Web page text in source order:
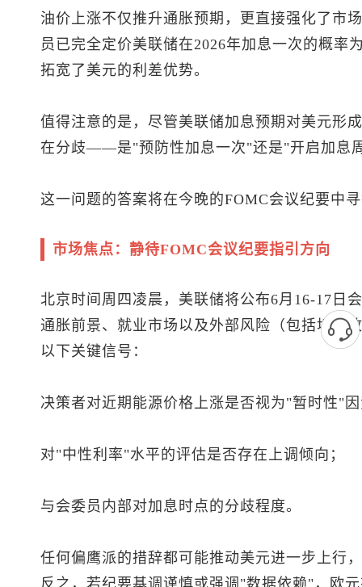
油价上涨不仅推升通胀预期，更直接强化了市
员已完全定价美联储在2026年加息一次的概率
拓宽了美元的利差优势。
值得注意的是，尽管美联储加息预期对美元形
在分歧——是"预防性加息一次"还是"开启加息
这一问题的答案将在今晚的FOMC会议纪要中
市场焦点：静待FOMC会议纪要指引方向
北京时间周四凌晨，美联储将公布6月16-17日
通胀前景、就业市场以及外部风险（包括地缘
以下关键信号：
决策者对近期能源价格上涨是否视为"暂时性"
对"中性利率"水平的评估是否存在上调倾向；
与会委员内部对加息时点的分歧程度。
任何偏鹰派的措辞都可能推动美元进一步上行，
反之，若纪要基调谨慎或强调"数据依赖"，欧